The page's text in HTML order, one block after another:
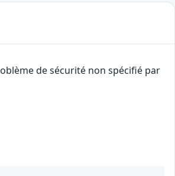
de sécurité non spécifié par